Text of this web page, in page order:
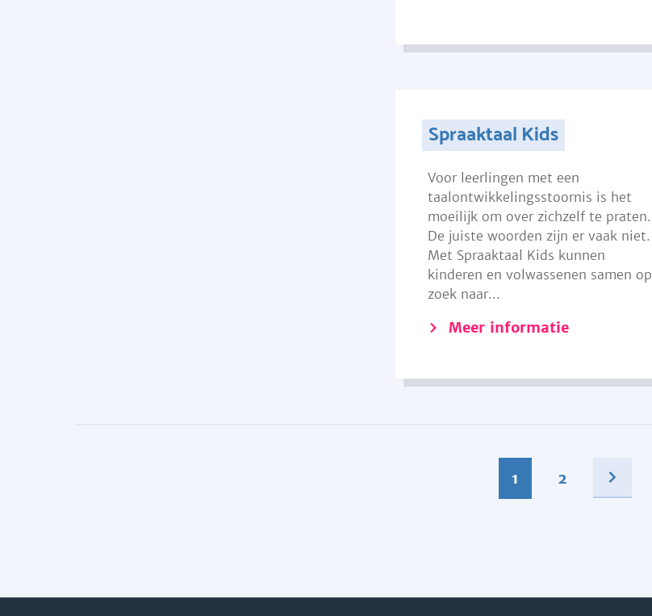
Spraaktaal Kids
Voor leerlingen met een
taalontwikkelingsstoornis is het
moeilijk om over zichzelf te praten.
De juiste woorden zijn er vaak niet.
Met Spraaktaal Kids kunnen
kinderen en volwassenen samen op
zoek naar...
Meer informatie
1 2